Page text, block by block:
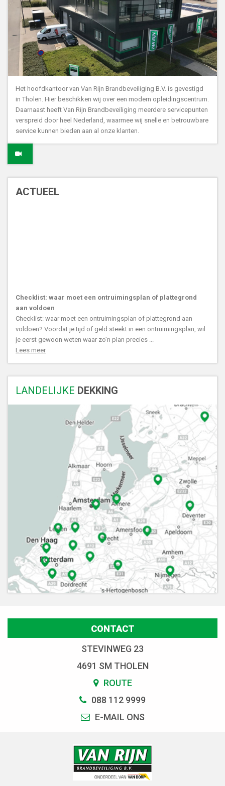
Het hoofdkantoor van Van Rijn Brandbeveiliging B.V. is gevestigd
in Tholen. Hier beschikken wij over een modern opleidingscentrum.
Daarnaast heeft Van Rijn Brandbeveiliging meerdere servicepunten
verspreid door heel Nederland, waarmee wij snelle en betrouwbare
service kunnen bieden aan al onze klanten.
ACTUEEL
Checklist: waar moet een ontruimingsplan of plattegrond
aan voldoen
Checklist: waar moet een ontruimingsplan of plattegrond aan
voldoen? Voordat je tijd of geld steekt in een ontruimingsplan, wil
je eerst gewoon weten waar zo’n plan precies ...
Lees meer
LANDELIJKE DEKKING
CONTACT
STEVINWEG 23
4691 SM THOLEN
ROUTE
088 112 9999
E-MAIL ONS